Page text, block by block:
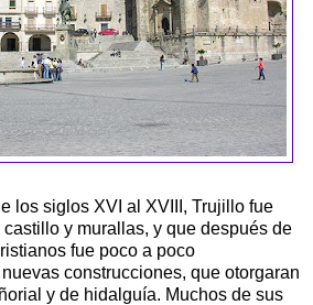
los siglos XVI al XVIII, Trujillo fue
y murallas, y que después de
fue poco a poco
construcciones, que otorgaran
y de hidalguía. Muchos de sus